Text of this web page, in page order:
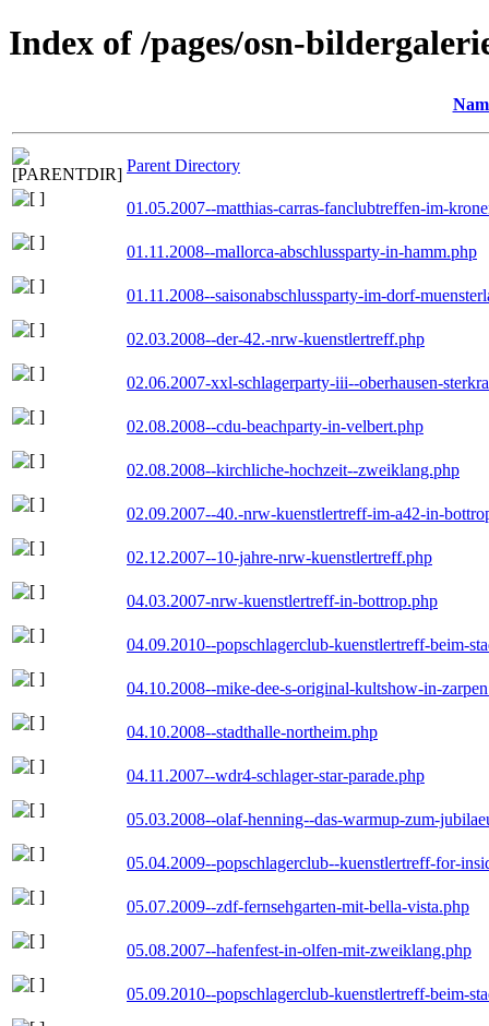
Index of /pages/osn-
Parent Directory
01.05.2007--matthias-carras-fanclubtreffen-im-
01.11.2008--mallorca-abschlussparty-in-hamm.php
01.11.2008--saisonabschlussparty-im-dorf-
02.03.2008--der-42.-nrw-kuenstlertreff.php
02.06.2007-xxl-schlagerparty-iii--oberhausen-
02.08.2008--cdu-beachparty-in-velbert.php
02.08.2008--kirchliche-hochzeit--zweiklang.php
02.09.2007--40.-nrw-kuenstlertreff-im-a42-in-
02.12.2007--10-jahre-nrw-kuenstlertreff.php
04.03.2007-nrw-kuenstlertreff-in-bottrop.php
04.09.2010--popschlagerclub-kuenstlertreff-beim-
04.10.2008--mike-dee-s-original-kultshow-in-
04.10.2008--stadthalle-northeim.php
04.11.2007--wdr4-schlager-star-parade.php
05.03.2008--olaf-henning--das-warmup-zum-
05.04.2009--popschlagerclub--kuenstlertreff-for-
05.07.2009--zdf-fernsehgarten-mit-bella-vista.php
05.08.2007--hafenfest-in-olfen-mit-zweiklang.php
05.09.2010--popschlagerclub-kuenstlertreff-beim-